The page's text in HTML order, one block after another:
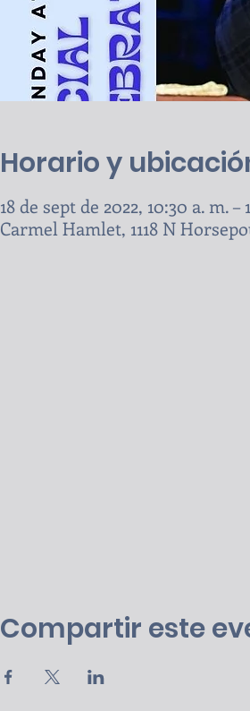
Horario y
18 de sept de 2022, 10:30 a. m. –
Carmel Hamlet, 1118 N
Compartir este